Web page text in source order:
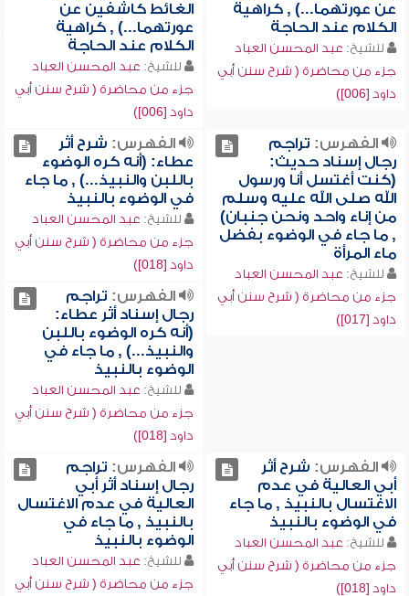
عن عورتهما...) , كراهية
الكلام عند الحاجة
للشيخ: عبد المحسن العباد
جزء من محاضرة ( شرح سنن أبي
داود [006])
الغائط كاشفين عن
عورتهما...) , كراهية
الكلام عند الحاجة
للشيخ: عبد المحسن العباد
جزء من محاضرة ( شرح سنن أبي
داود [006])
الفهرس: تراجم
رجال إسناد حديث:
(كنت أغتسل أنا ورسول
الله صلى الله عليه وسلم
من إناء واحد ونحن جنبان)
, ما جاء في الوضوء بفضل
ماء المرأة
للشيخ: عبد المحسن العباد
جزء من محاضرة ( شرح سنن أبي
داود [017])
الفهرس: شرح أثر
عطاء: (أنه كره الوضوء
باللبن والنبيذ...) , ما جاء
في الوضوء بالنبيذ
للشيخ: عبد المحسن العباد
جزء من محاضرة ( شرح سنن أبي
داود [018])
الفهرس: تراجم
رجال إسناد أثر عطاء:
(أنه كره الوضوء باللبن
والنبيذ...) , ما جاء في
الوضوء بالنبيذ
للشيخ: عبد المحسن العباد
جزء من محاضرة ( شرح سنن أبي
داود [018])
الفهرس: شرح أثر
أبي العالية في عدم
الاغتسال بالنبيذ , ما جاء
في الوضوء بالنبيذ
للشيخ: عبد المحسن العباد
جزء من محاضرة ( شرح سنن أبي
داود [018])
الفهرس: تراجم
رجال إسناد أثر أبي
العالية في عدم الاغتسال
بالنبيذ , ما جاء في
الوضوء بالنبيذ
للشيخ: عبد المحسن العباد
جزء من محاضرة ( شرح سنن أبي